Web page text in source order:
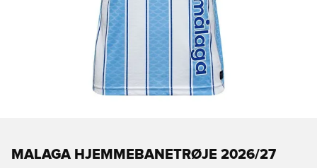
MALAGA HJEMMEBANETRØJE 2026/27